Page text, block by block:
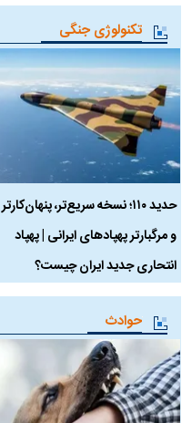
تکنولوژی جنگی
حدید ۱۱۰؛ نسخه سریع‌تر، پنهان‌کارتر
و مرگبارتر پهپادهای ایرانی | پهپاد
انتحاری جدید ایران چیست؟
حوادث